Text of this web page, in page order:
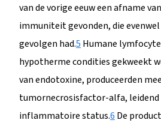
van de vorige eeuw een afname
immuniteit gevonden, die
gevolgen had.5 Humane
hypotherme condities gekweekt
van endotoxine, produceerden
tumornecrosisfactor-alfa,
inflammatoire status.6 De